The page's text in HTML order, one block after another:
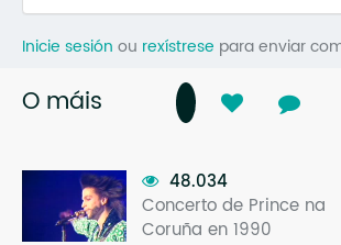
Inicie sesión ou rexístrese para enviar
O máis
48.034
Concerto de Prince na
Coruña en 1990